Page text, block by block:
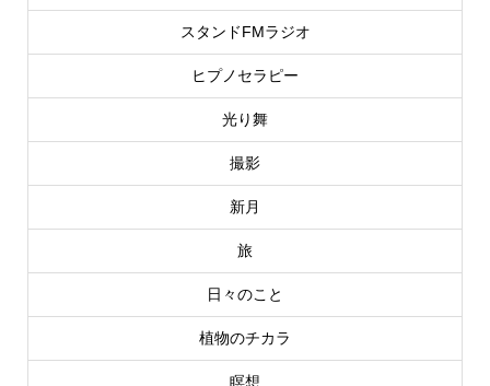
スタンドFMラジオ
ヒプノセラピー
光り舞
撮影
新月
旅
日々のこと
植物のチカラ
瞑想